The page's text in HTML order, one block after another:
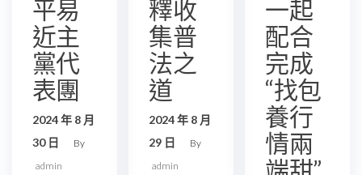
平易
近主
黨代
表團
2024 年 8 月
30 日
By
admin
釋收
集普
法之
道
2024 年 8 月
29 日
By
admin
一起
配合
完成
“找包
養行
情兩